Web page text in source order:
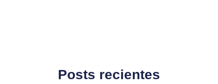
Posts recientes